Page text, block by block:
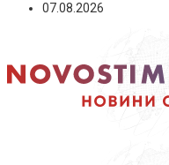
07.08.2026